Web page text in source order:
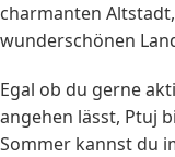
charmanten
wunderschönen
Egal ob du gerne
angehen lässt, Ptuj
Sommer kannst du